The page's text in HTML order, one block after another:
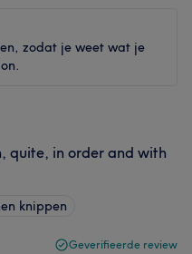
zodat je weet wat je
quite, in order and with
knippen
Geverifieerde review